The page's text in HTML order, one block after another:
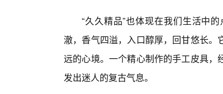
“久久精品”也体现在我们生活中
澈，香气四溢，入口醇厚，回甘悠长
远的心境。一个精心制作的手工皮具
发出迷人的复古气息。